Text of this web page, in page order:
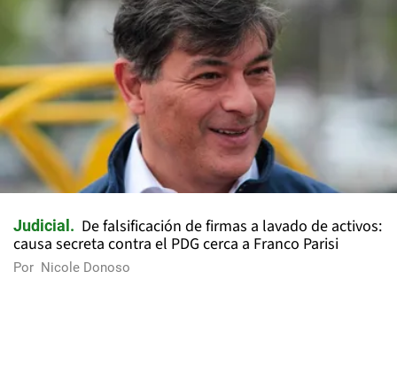
Judicial
De falsificación de firmas a lavado de activos:
causa secreta contra el PDG cerca a Franco Parisi
Por Nicole Donoso